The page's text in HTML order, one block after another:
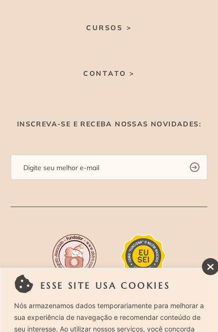
ESSE SITE USA COOKIES
Nós armazenamos dados temporariamente para melhorar a
sua experiência de navegação e recomendar conteúdo de
seu interesse. Ao utilizar nossos serviços, você concorda
CURSOS >
CONTATO >
INSCREVA-SE E RECEBA NOSSAS NOVIDADES:
Rua Costa Carvalho, 419 – Pinheiros, São Paulo –
SP. CEP 05429-130 – Telefone: (11) 94494-1818